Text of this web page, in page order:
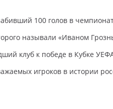
100 голов в
называли «Иваном
клуб к победе в Кубке УЕФА
игроков в истории